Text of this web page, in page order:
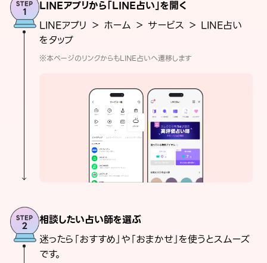
LINEアプリから「LINE占い」を開く
LINEアプリ ＞ ホーム ＞ サービス ＞ LINE占い
をタップ
※本ページのリンクからもLINE占いへ遷移します
相談したい占い師を選ぶ
迷ったら「おすすめ」や「おまかせ」を使うとスムーズ
です。